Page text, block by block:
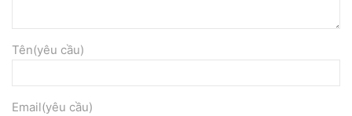
Tên(yêu cầu)
Email(yêu cầu)